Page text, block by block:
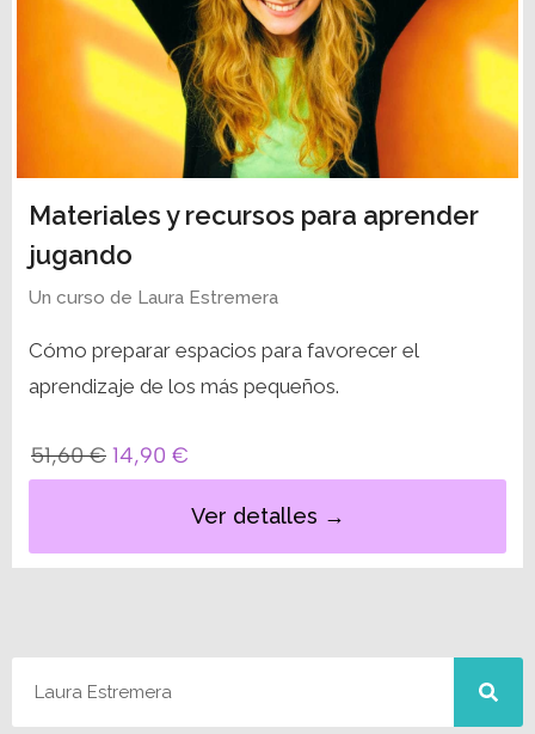
Materiales y recursos para aprender
jugando
Un curso de Laura Estremera
Cómo preparar espacios para favorecer el
aprendizaje de los más pequeños.
51,60€ 14,90 €
Ver detalles →